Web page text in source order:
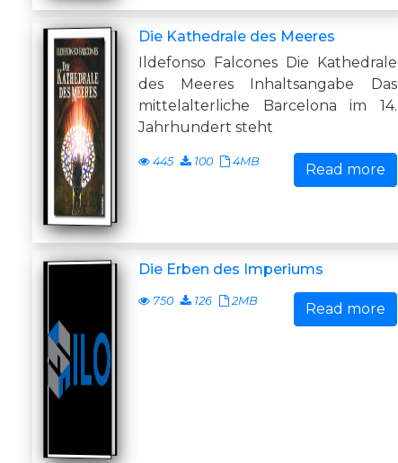
Die Kathedrale des Meeres
Ildefonso Falcones Die Kathedrale
des Meeres Inhaltsangabe Das
mittelalterliche Barcelona im 14.
Jahrhundert steht
445 100 4MB Read more
Die Erben des Imperiums
750 126 2MB Read more